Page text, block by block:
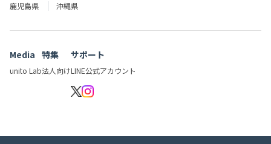
鹿児島県
沖縄県
Media
unito Lab
特集
法人向け
サポート
LINE公式アカウント